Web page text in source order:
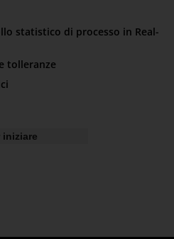
statistico di processo in Real-
tolleranze
iniziare